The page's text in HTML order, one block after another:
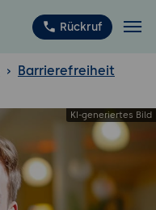
Rückruf
Barrierefreiheit